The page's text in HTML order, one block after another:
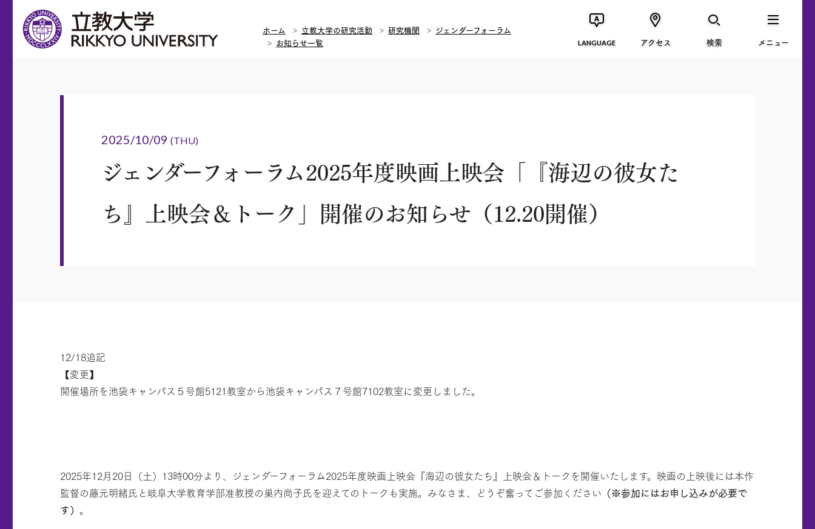
ホーム 立教大学の研究活動 研究機関
ジェンダーフォーラム
お知らせ一覧
LANGUAGE アクセス 検索 メニュー
2025/10/09 (THU)
ジェンダーフォーラム2025年度映画上映会「『海辺の彼女た
ち』上映会＆トーク」開催のお知らせ（12.20開催）
12/18追記
【変更】
開催場所を池袋キャンパス５号館5121教室から池袋キャンパス７号館7102教室に変更しました。
2025年12月20日（土）13時00分より、ジェンダーフォーラム2025年度映画上映会『海辺の彼女たち』上映会＆トークを開催いたします。映画の上映後には本作
監督の藤元明緒氏と岐阜大学教育学部准教授の巣内尚子氏を迎えてのトークも実施。みなさま、どうぞ奮ってご参加ください （※参加にはお申し込みが必要で
す） 。